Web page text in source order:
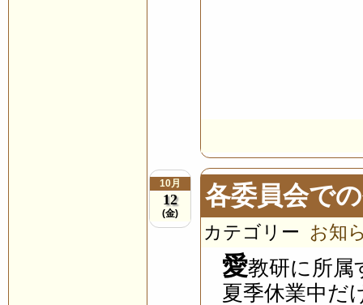
10月
12
(金)
各委員会で
カテゴリー お知
愛教研に所属
夏季休業中だ